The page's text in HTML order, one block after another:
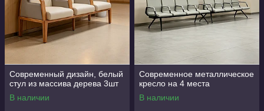
Современный дизайн, белый
стул из массива дерева 3шт
В наличии
Современное металлическое
кресло на 4 места
В наличии